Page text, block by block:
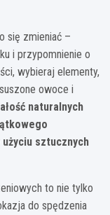
się zmieniać –
i przypomnienie o
wybieraj elementy,
owoce i
naturalnych
sztucznych
to nie tylko
do spędzenia